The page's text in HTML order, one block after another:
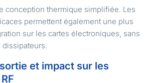
conception thermique simplifiée. Les
permettent également une plus
sur les cartes électroniques, sans
dissipateurs.
et impact sur les